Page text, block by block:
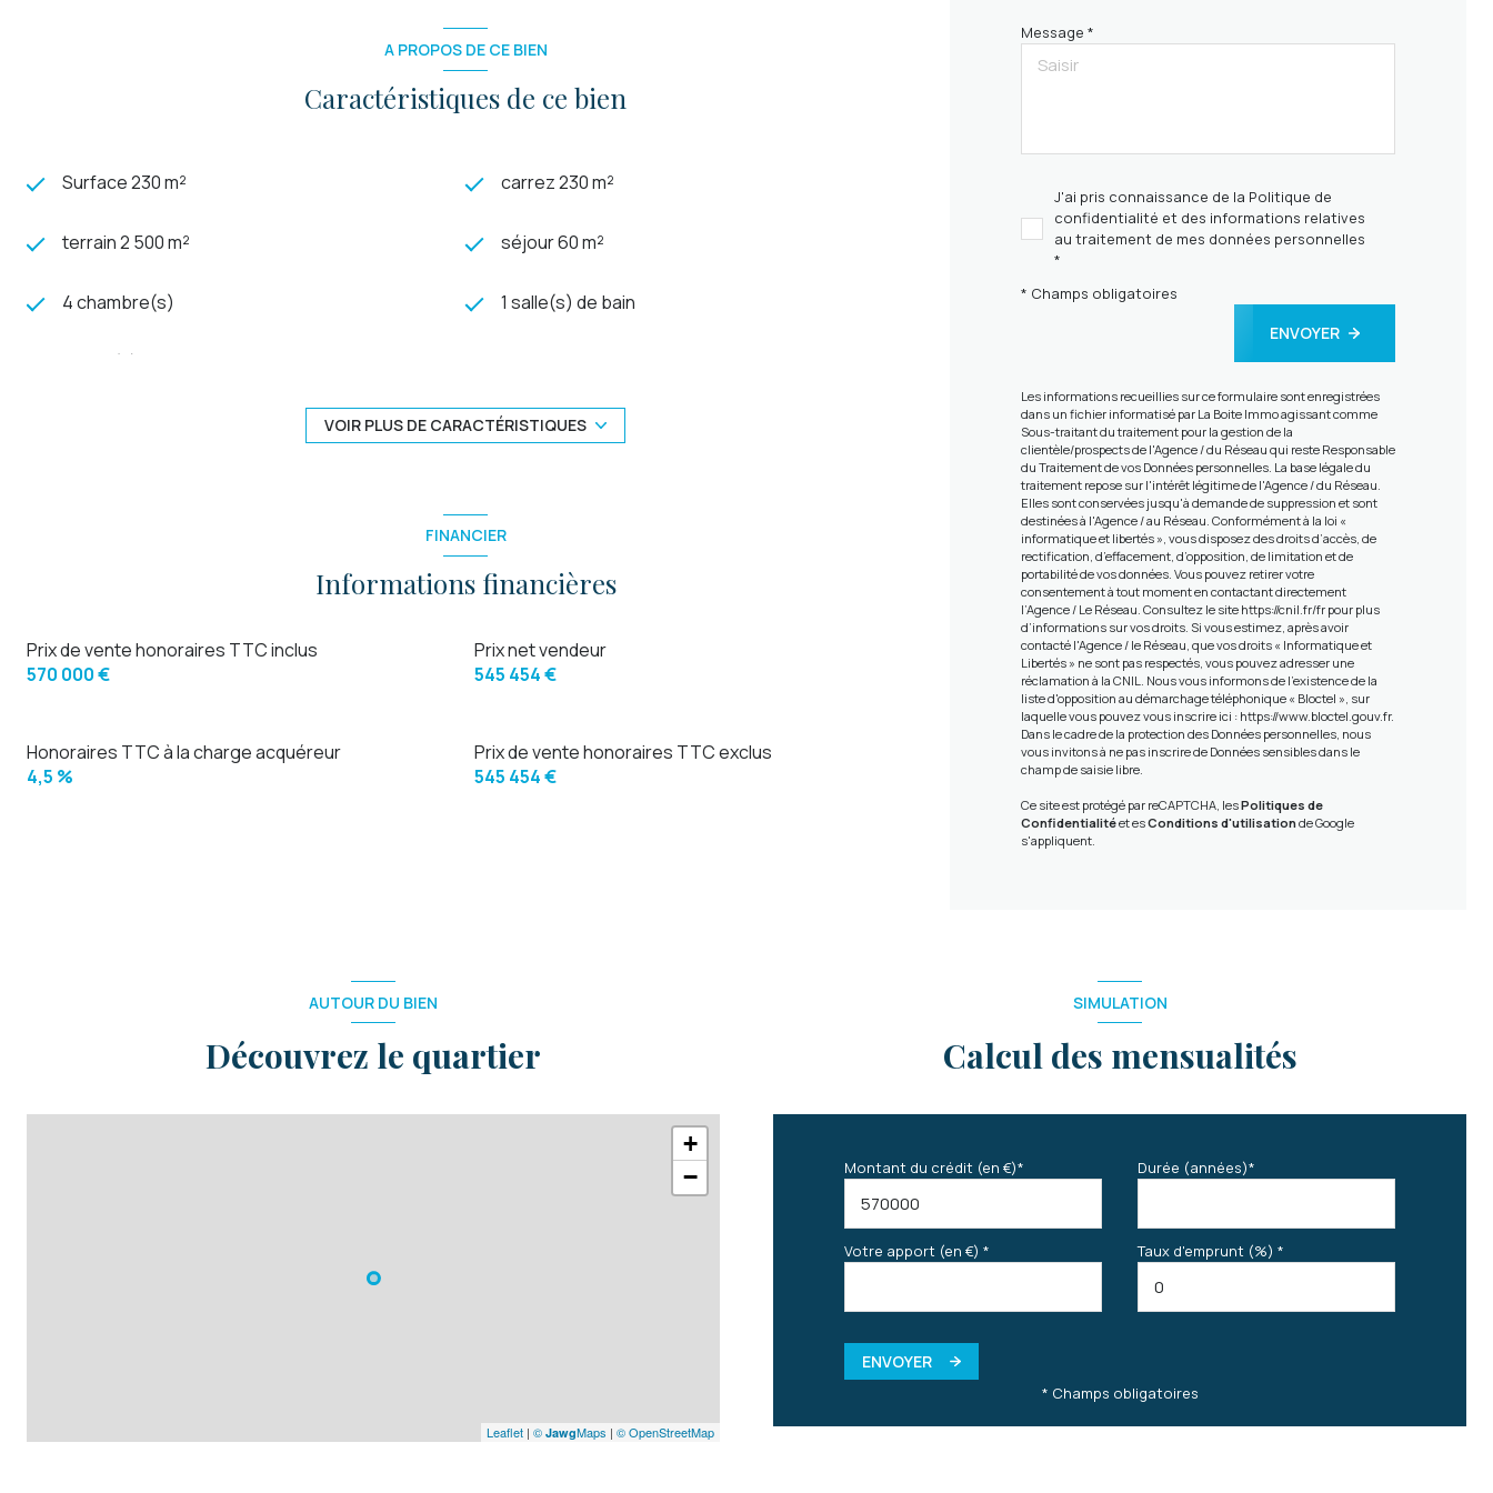
A PROPOS DE CE BIEN
Caractéristiques de ce bien
Surface 230 m² carrez 230 m²
terrain 2 500 m² séjour 60 m²
4 chambre(s) 1 salle(s) de bain
3 salle(s) d'eau
1 garage(s)
VOIR PLUS DE CARACTÉRISTIQUES
FINANCIER
Informations financières
Prix de vente honoraires TTC inclus
570 000 €
Prix net vendeur
545 454 €
Prix de vente honoraires TTC exclus
545 454 €
Honoraires TTC à la charge acquéreur
4,5 %
Message *
J'ai pris connaissance de la Politique de
confidentialité et des informations relatives
au traitement de mes données personnelles
*
* Champs obligatoires
ENVOYER
Les informations recueillies sur ce formulaire sont enregistrées
dans un fichier informatisé par La Boite Immo agissant comme
Sous-traitant du traitement pour la gestion de la
clientèle/prospects de l'Agence / du Réseau qui reste Responsable
du Traitement de vos Données personnelles. La base légale du
traitement repose sur l'intérêt légitime de l'Agence / du Réseau.
Elles sont conservées jusqu'à demande de suppression et sont
destinées à l'Agence / au Réseau. Conformément à la loi «
informatique et libertés », vous disposez des droits d’accès, de
rectification, d’effacement, d’opposition, de limitation et de
portabilité de vos données. Vous pouvez retirer votre
consentement à tout moment en contactant directement
l’Agence / Le Réseau. Consultez le site https://cnil.fr/frpour plus
d’informations sur vos droits. Si vous estimez, après avoir
contacté l'Agence / le Réseau, que vos droits « Informatique et
Libertés » ne sont pas respectés, vous pouvez adresser une
réclamation à la CNIL. Nous vous informons de l’existence de la
liste d'opposition au démarchage téléphonique « Bloctel », sur
laquelle vous pouvez vous inscrire ici : https://www.bloctel.gouv.fr.
Dans le cadre de la protection des Données personnelles, nous
vous invitons à ne pas inscrire de Données sensibles dans le
champ de saisie libre.
Ce site est protégé par reCAPTCHA, lesPolitiques de
Confidentialitéet esConditions d'utilisationde Google
s'appliquent.
AUTOUR DU BIEN
Découvrez le quartier
+
−
Leaflet | © JawgMaps | © OpenStreetMap
SIMULATION
Calcul des mensualités
Montant du crédit (en €)* Durée (années)*
Votre apport (en €) * Taux d'emprunt (%) *
ENVOYER
* Champs obligatoires